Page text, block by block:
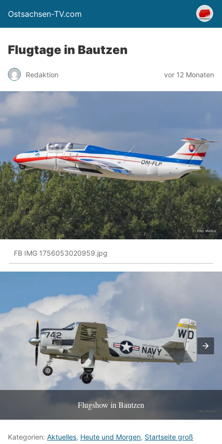
Ostsachsen-TV.com
Flugtage in Bautzen
Redaktion vor 12 Monaten
FB IMG 1756053020959.jpg
Flugshow in Bautzen
Kategorien: Aktuelles, Heute und Morgen, Startseite groß